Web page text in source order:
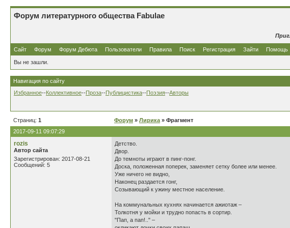
Форум литературного общества Fabulae
Сайт Форум Форум Дебюта Пользователи Правила Поиск Регистрация Зайти Помощь
Вы не зашли.
Навигация по сайту
Избранное--Коллективное--Проза--Публицистика--Поэзия--Авторы
Страниц: 1 Форум » Лирика » Фрагмент
2017-09-11 09:07:29
rozis
Автор сайта
Зарегистрирован: 2017-08-21
Сообщений: 5
Детство.
Двор.
До темноты играют в пинг-понг.
Доска, положенная поперек, заменяет сетку более или менее.
Уже ничего не видно,
Наконец раздается гонг,
Созывающий к ужину местное население.
На коммунальных кухнях начинается ажиотаж –
Толкотня у мойки и трудно попасть в сортир.
"Пап, а пап!.." –